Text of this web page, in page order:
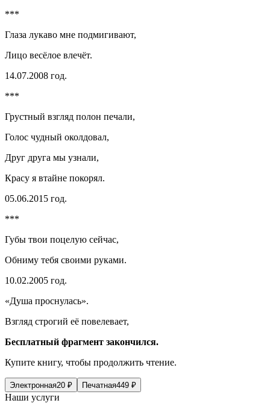
***
Глаза лукаво мне подмигивают,
Лицо весёлое влечёт.
14.07.2008 год.
***
Грустный взгляд полон печали,
Голос чудный околдовал,
Друг друга мы узнали,
Красу я втайне покорял.
05.06.2015 год.
***
Губы твои поцелую сейчас,
Обниму тебя своими руками.
10.02.2005 год.
«Душа проснулась».
Взгляд строгий её повелевает,
Бесплатный фрагмент закончился.
Купите книгу, чтобы продолжить чтение.
Электронная20 ₽ Печатная449 ₽
Наши услуги